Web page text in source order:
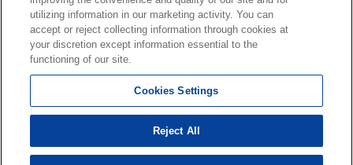
図API Windows PC向け地図開発キット MapFan DB 住所確認
サービス
MAP WORLD+ トリマ広告 Geo-Research
カーナビ地図更新サービス
MapFan スマートメンバーズ
KENWOOD MapFan Club
utilizing information in our marketing activity. You can
accept or reject collecting information through cookies at
your discretion except information essential to the
functioning of our site.
Cookies Settings
Reject All